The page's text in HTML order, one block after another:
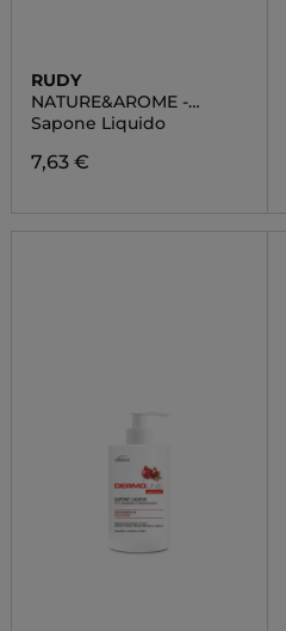
RUDY
NATURE&AROME -
LAVANDA
Sapone Liquido
7,63 €